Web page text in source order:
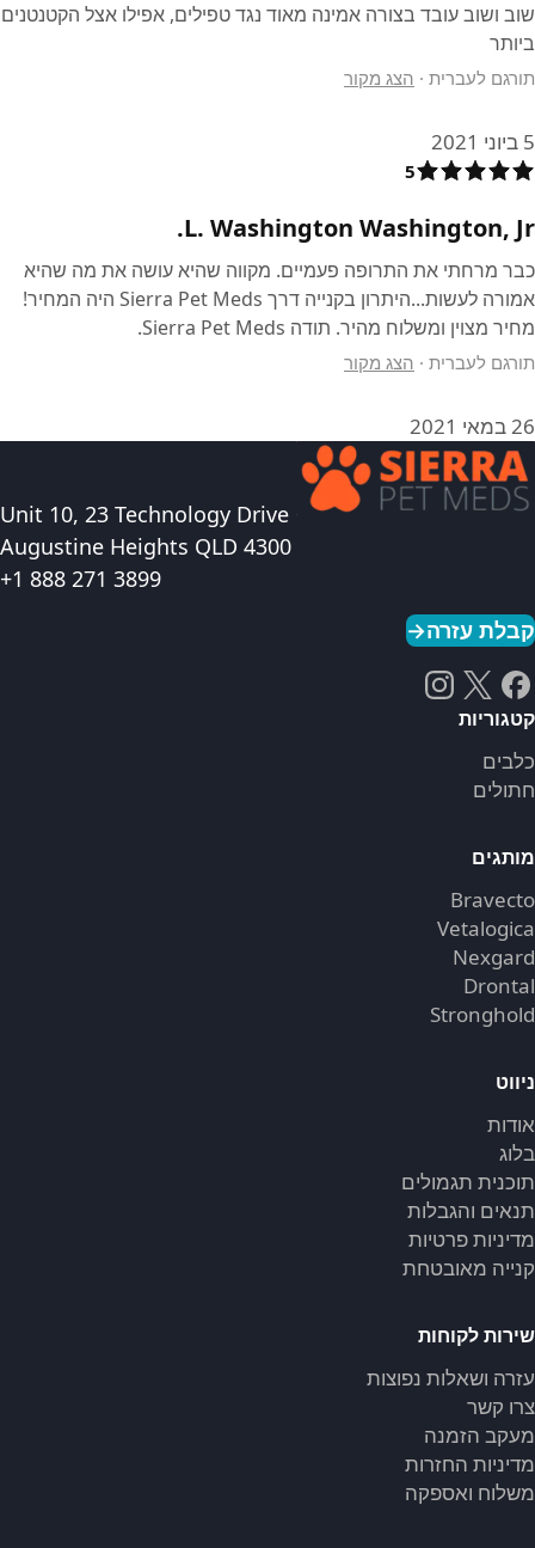
שוב ושוב עובד בצורה אמינה מאוד נגד טפילים, אפילו אצל הקטנטנים
ביותר
תורגם לעברית · הצג מקור
5 ביוני 2021
5
L. Washington Washington, Jr.
כבר מרחתי את התרופה פעמיים. מקווה שהיא עושה את מה שהיא
אמורה לעשות...היתרון בקנייה דרך Sierra Pet Meds היה המחיר!
מחיר מצוין ומשלוח מהיר. תודה Sierra Pet Meds.
תורגם לעברית · הצג מקור
26 במאי 2021
Unit 10, 23 Technology Drive
Augustine Heights QLD 4300
+1 888 271 3899
קבלת עזרה→
קטגוריות
כלבים
חתולים
מותגים
Bravecto
Vetalogica
Nexgard
Drontal
Stronghold
ניווט
אודות
בלוג
תוכנית תגמולים
תנאים והגבלות
מדיניות פרטיות
קנייה מאובטחת
שירות לקוחות
עזרה ושאלות נפוצות
צרו קשר
מעקב הזמנה
מדיניות החזרות
משלוח ואספקה